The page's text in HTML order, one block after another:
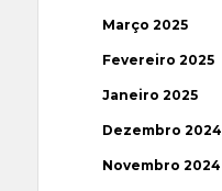
Março 2025
Fevereiro 2025
Janeiro 2025
Dezembro 2024
Novembro 2024